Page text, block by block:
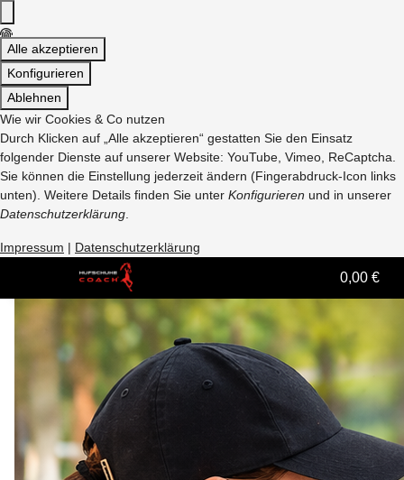
Alle akzeptieren
Konfigurieren
Ablehnen
Wie wir Cookies & Co nutzen
Durch Klicken auf „Alle akzeptieren“ gestatten Sie den Einsatz
folgender Dienste auf unserer Website: YouTube, Vimeo, ReCaptcha.
Sie können die Einstellung jederzeit ändern (Fingerabdruck-Icon links
unten). Weitere Details finden Sie unter Konfigurieren und in unserer
Datenschutzerklärung
Impressum | Datenschutzerklärung
0,00 €